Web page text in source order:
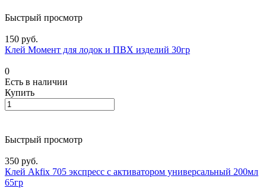
Быстрый просмотр
150 руб.
Клей Момент для лодок и ПВХ изделий 30гр
0
Есть в наличии
Купить
Быстрый просмотр
350 руб.
Клей Akfix 705 экспресс с активатором универсальный 200мл
65гр